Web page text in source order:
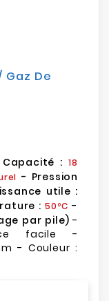
Gaz De
Capacité :18
- Pression
utile :
:50ºC -
par pile) -
facile -
- Couleur :